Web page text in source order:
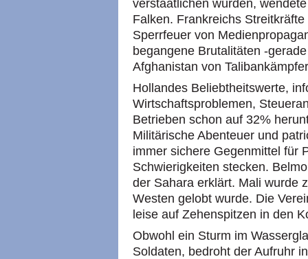
verstaatlichen würden,
Falken. Frankreichs
Sperrfeuer von
begangene Brutalitäten -
Afghanistan von
Hollandes Beliebtheitswerte,
Wirtschaftsproblemen,
Betrieben schon auf 32%
Militärische Abenteuer und
immer sichere Gegenmittel für
Schwierigkeiten stecken.
der Sahara erklärt. Mali wurde
Westen gelobt wurde. Die
leise auf Zehenspitzen in den
Obwohl ein Sturm im
Soldaten, bedroht der Aufruhr